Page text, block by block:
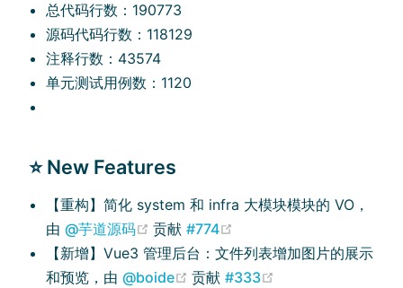
总代码行数：190773
源码代码行数：118129
注释行数：43574
单元测试用例数：1120
⭐ New Features
【重构】简化 system 和 infra 大模块模块的 VO，
由@芋道源码 (opens new window)
贡献#774
【新增】Vue3 管理后台：文件列表增加图片的展示
和预览，由@boide (opens new window)
贡献#333